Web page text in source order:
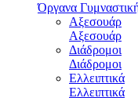
Όργανα
Αξεσουάρ
Αξεσουάρ
Διάδρομοι
Διάδρομοι
Ελλειπτικά
Ελλειπτικά